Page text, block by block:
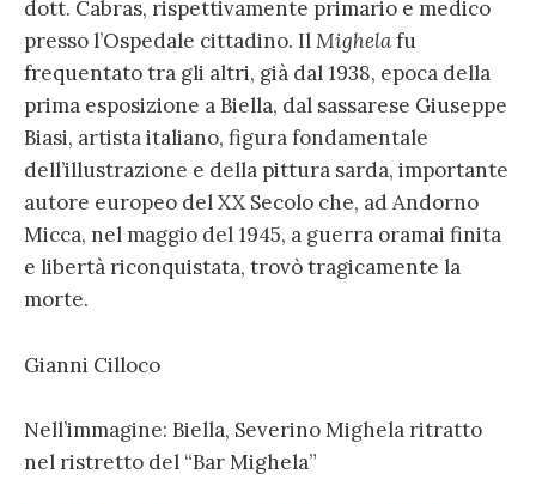
dott. Cabras, rispettivamente primario e medico
presso l’Ospedale cittadino. IlMighelafu
frequentato tra gli altri, già dal 1938, epoca della
prima esposizione a Biella, dal sassarese Giuseppe
Biasi, artista italiano, figura fondamentale
dell’illustrazione e della pittura sarda, importante
autore europeo del XX Secolo che, ad Andorno
Micca, nel maggio del 1945, a guerra oramai finita
e libertà riconquistata, trovò tragicamente la
morte.
Gianni Cilloco
Nell’immagine: Biella, Severino Mighela ritratto
nel ristretto del “Bar Mighela”